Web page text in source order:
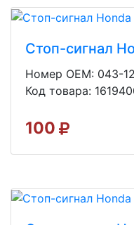
Стоп-сигнал
Номер OEM: 043-
Код товара:
100